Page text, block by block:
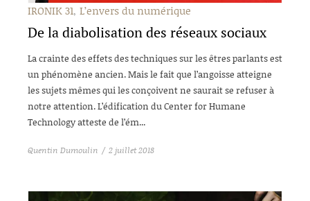
IRONIK 31 L’envers du numérique
De la diabolisation des réseaux sociaux
La crainte des effets des techniques sur les êtres parlants est
un phénomène ancien. Mais le fait que l’angoisse atteigne
les sujets mêmes qui les conçoivent ne saurait se refuser à
notre attention. L’édification du Center for Humane
Technology atteste de l’ém...
Quentin Dumoulin 2 juillet 2018